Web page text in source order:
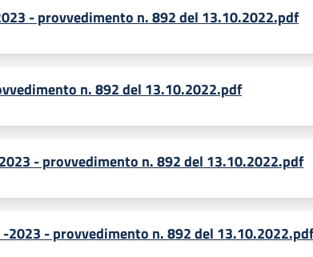
- provvedimento n. 892 del 13.10.2022.pdf
n. 892 del 13.10.2022.pdf
- provvedimento n. 892 del 13.10.2022.pdf
2023 - provvedimento n. 892 del 13.10.2022.pdf